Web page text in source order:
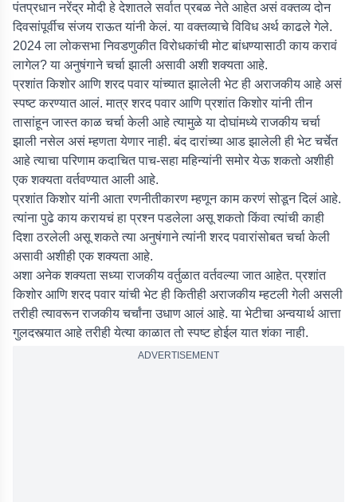
पंतप्रधान नरेंद्र मोदी हे देशातले सर्वात प्रबळ नेते आहेत असं वक्तव्य दोन
दिवसांपूर्वीच संजय राऊत यांनी केलं. या वक्तव्याचे विविध अर्थ काढले गेले.
2024 ला लोकसभा निवडणुकीत विरोधकांची मोट बांधण्यासाठी काय करावं
लागेल? या अनुषंगाने चर्चा झाली असावी अशी शक्यता आहे.
प्रशांत किशोर आणि शरद पवार यांच्यात झालेली भेट ही अराजकीय आहे असं
स्पष्ट करण्यात आलं. मात्र शरद पवार आणि प्रशांत किशोर यांनी तीन
तासांहून जास्त काळ चर्चा केली आहे त्यामुळे या दोघांमध्ये राजकीय चर्चा
झाली नसेल असं म्हणता येणार नाही. बंद दारांच्या आड झालेली ही भेट चर्चेत
आहे त्याचा परिणाम कदाचित पाच-सहा महिन्यांनी समोर येऊ शकतो अशीही
एक शक्यता वर्तवण्यात आली आहे.
प्रशांत किशोर यांनी आता रणनीतीकारण म्हणून काम करणं सोडून दिलं आहे.
त्यांना पुढे काय करायचं हा प्रश्न पडलेला असू शकतो किंवा त्यांची काही
दिशा ठरलेली असू शकते त्या अनुषंगाने त्यांनी शरद पवारांसोबत चर्चा केली
असावी अशीही एक शक्यता आहे.
अशा अनेक शक्यता सध्या राजकीय वर्तुळात वर्तवल्या जात आहेत. प्रशांत
किशोर आणि शरद पवार यांची भेट ही कितीही अराजकीय म्हटली गेली असली
तरीही त्यावरून राजकीय चर्चांना उधाण आलं आहे. या भेटीचा अन्वयार्थ आत्ता
गुलदस्त्यात आहे तरीही येत्या काळात तो स्पष्ट होईल यात शंका नाही.
ADVERTISEMENT